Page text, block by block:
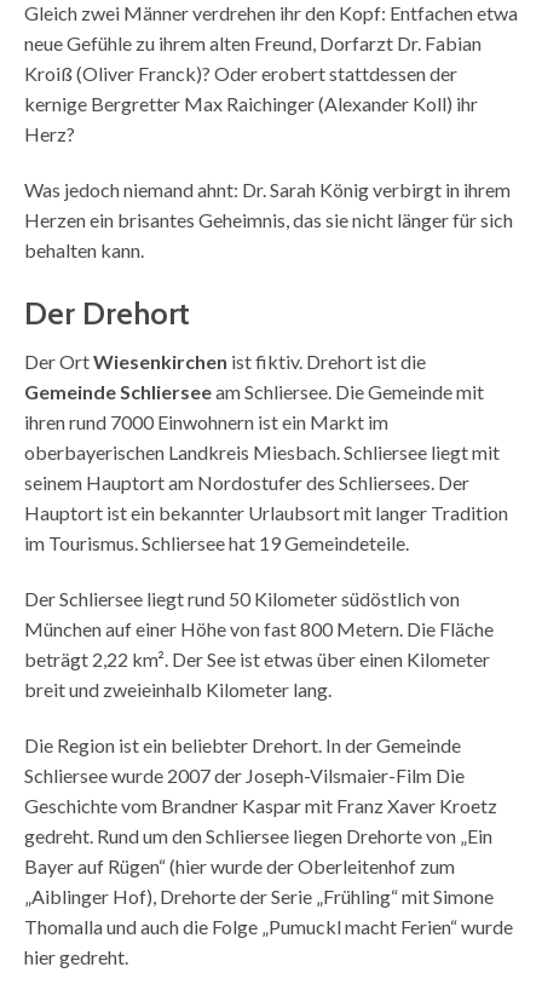
Gleich zwei Männer verdrehen ihr den Kopf: Entfachen etwa
neue Gefühle zu ihrem alten Freund, Dorfarzt Dr. Fabian
Kroiß (Oliver Franck)? Oder erobert stattdessen der
kernige Bergretter Max Raichinger (Alexander Koll) ihr
Herz?
Was jedoch niemand ahnt: Dr. Sarah König verbirgt in ihrem
Herzen ein brisantes Geheimnis, das sie nicht länger für sich
behalten kann.
Der Drehort
Der OrtWiesenkirchen ist fiktiv. Drehort ist die
Gemeinde Schlierseeam Schliersee. Die Gemeinde mit
ihren rund 7000 Einwohnern ist ein Markt im
oberbayerischen Landkreis Miesbach. Schliersee liegt mit
seinem Hauptort am Nordostufer des Schliersees. Der
Hauptort ist ein bekannter Urlaubsort mit langer Tradition
im Tourismus. Schliersee hat 19 Gemeindeteile.
Der Schliersee liegt rund 50 Kilometer südöstlich von
München auf einer Höhe von fast 800 Metern. Die Fläche
beträgt 2,22 km². Der See ist etwas über einen Kilometer
breit und zweieinhalb Kilometer lang.
Die Region ist ein beliebter Drehort. In der Gemeinde
Schliersee wurde 2007 der Joseph-Vilsmaier-Film Die
Geschichte vom Brandner Kaspar mit Franz Xaver Kroetz
gedreht. Rund um den Schliersee liegen Drehorte von „Ein
Bayer auf Rügen“ (hier wurde der Oberleitenhof zum
„Aiblinger Hof), Drehorte der Serie „Frühling“ mit Simone
Thomalla und auch die Folge „Pumuckl macht Ferien“ wurde
hier gedreht.